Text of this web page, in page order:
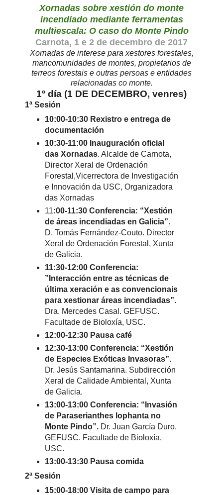
Xornadas sobre xestión do monte
incendiado mediante ferramentas
multiescala: O caso do Monte Pindo
Carnota, 1 e 2 de decembro de 2017
Xornadas de interese para xestores forestales,
mancomunidades de montes, propietarios de
terreos forestais e outras persoas e entidades
relacionadas co monte.
1º día (1 DE DECEMBRO, venres)
1ª Sesión
10:00-10:30 Rexistro e entrega de
documentación
10:30-11:00 Inauguración oficial
das Xornadas. Alcalde de Carnota,
Director Xeral de Ordenación
Forestal,Vicerrectora de Investigación
e Innovación da USC, Organizadora
das Xornadas
11:00-11:30 Conferencia: “Xestión
de áreas incendiadas en Galicia”.
D. Tomás Fernández-Couto. Director
Xeral de Ordenación Forestal, Xunta
de Galicia.
11:30-12:00 Conferencia:
”Interacción entre as técnicas de
última xeración e as convencionais
para xestionar áreas incendiadas”.
Dra. Mercedes Casal. GEFUSC.
Facultade de Bioloxía, USC.
12:00-12:30 Pausa café
12:30-13:00 Conferencia: “Xestión
de Especies Exóticas Invasoras”.
Dr. Jesús Santamarina. Subdirección
Xeral de Calidade Ambiental, Xunta
de Galicia.
13:00-13:00 Conferencia: “Invasión
de Paraserianthes lophanta no
Monte Pindo”. Dr. Juan García Duro.
GEFUSC. Facultade de Bioloxía,
USC.
13:00-13:30 Pausa comida
2ª Sesión
15:00-18:00 Visita de campo para